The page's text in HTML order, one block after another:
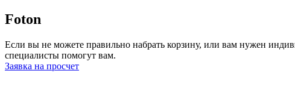
Foton
Если вы не можете правильно набрать корзину, или вам нужен
специалисты помогут вам.
Заявка на просчет